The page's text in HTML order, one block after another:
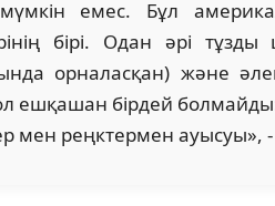
емес. Бұл
бірі. Одан әрі
орналасқан) және
ешқашан бірдей болмайды:
мен реңктермен ауысуы»,